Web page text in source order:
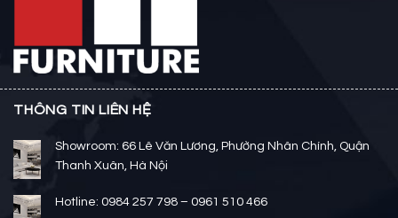
THÔNG TIN LIÊN HỆ
Showroom: 66 Lê Văn Lương, Phường Nhân Chính, Quận
Thanh Xuân, Hà Nội
Hotline: 0984 257 798 – 0961 510 466